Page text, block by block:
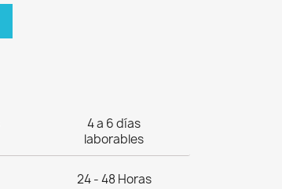
4 a 6 días
laborables
24 - 48 Horas